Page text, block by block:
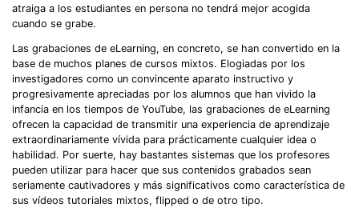
atraiga a los estudiantes en persona no tendrá mejor acogida
cuando se grabe.
Las grabaciones de eLearning, en concreto, se han convertido en la
base de muchos planes de cursos mixtos. Elogiadas por los
investigadores como un convincente aparato instructivo y
progresivamente apreciadas por los alumnos que han vivido la
infancia en los tiempos de YouTube, las grabaciones de eLearning
ofrecen la capacidad de transmitir una experiencia de aprendizaje
extraordinariamente vívida para prácticamente cualquier idea o
habilidad. Por suerte, hay bastantes sistemas que los profesores
pueden utilizar para hacer que sus contenidos grabados sean
seriamente cautivadores y más significativos como característica de
sus vídeos tutoriales mixtos, flipped o de otro tipo.